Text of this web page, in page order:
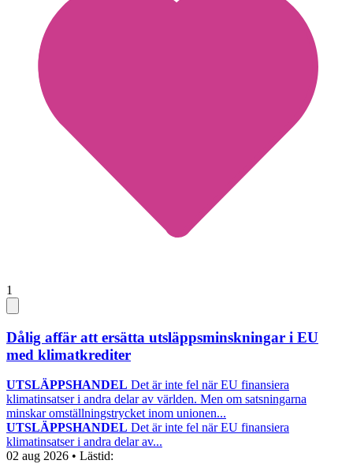
1
Dålig affär att ersätta utsläppsminskningar i EU
med klimatkrediter
UTSLÄPPSHANDEL Det är inte fel när EU finansiera
klimatinsatser i andra delar av världen. Men om satsningarna
minskar omställningstrycket inom unionen...
UTSLÄPPSHANDEL Det är inte fel när EU finansiera
klimatinsatser i andra delar av...
02 aug 2026 • Lästid: